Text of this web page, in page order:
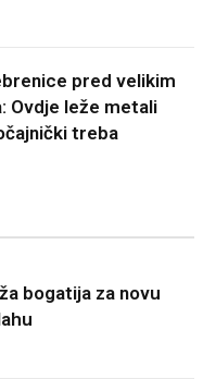
pred velikim
Ovdje leže metali
treba
bogatija za novu